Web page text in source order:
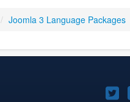
/ Joomla 3 Language Packages